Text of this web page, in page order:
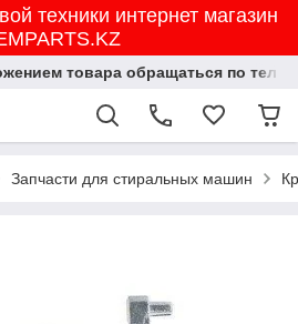
техники интернет магазин
товара обращаться по
Запчасти для стиральных машин